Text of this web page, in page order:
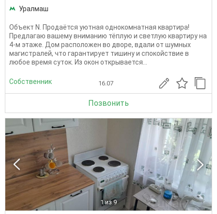
Уралмаш
Объект N. Продаётся уютная однокомнатная квартира!
Предлагаю вашему вниманию тёплую и светлую квартиру на
4-м этаже. Дом расположен во дворе, вдали от шумных
магистралей, что гарантирует тишину и спокойствие в
любое время суток. Из окон открывается...
Собственник 16.07
Позвонить
1 из 9